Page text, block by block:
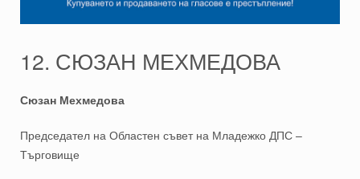
12. СЮЗАН МЕХМЕДОВА
Сюзан Мехмедова
Председател на Областен съвет на Младежко ДПС –
Търговище